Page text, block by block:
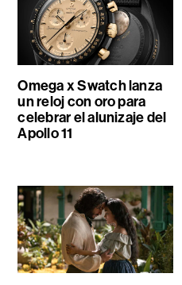
Omega x Swatch lanza
un reloj con oro para
celebrar el alunizaje del
Apollo 11